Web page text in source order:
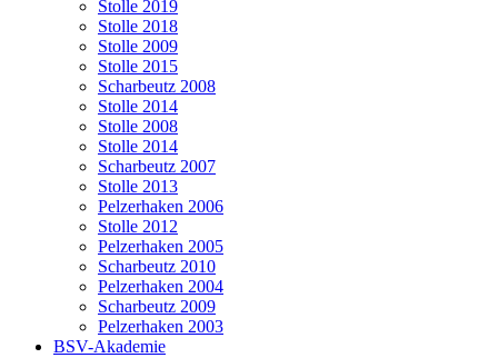
Stolle 2019
Stolle 2018
Stolle 2009
Stolle 2015
Scharbeutz 2008
Stolle 2014
Stolle 2008
Stolle 2014
Scharbeutz 2007
Stolle 2013
Pelzerhaken 2006
Stolle 2012
Pelzerhaken 2005
Scharbeutz 2010
Pelzerhaken 2004
Scharbeutz 2009
Pelzerhaken 2003
BSV-Akademie